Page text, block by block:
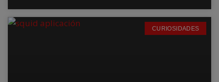
CURIOSIDADES